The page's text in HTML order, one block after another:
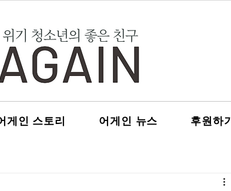
게인 스토리 어게인 뉴스 후원하기